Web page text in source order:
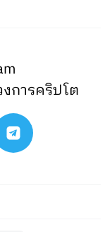
งการคริปโต